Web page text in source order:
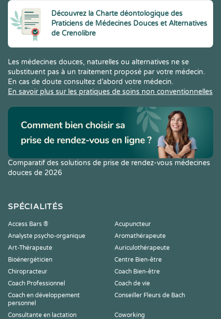
Découvrez la Charte déontologique des
Praticiens de Médecines Douces et Alternatives
de Crenolibre
Les médecines douces, naturelles ou alternatives ne se
substituent pas à un traitement proposé par votre médecin.
En cas de doute consultez d’abord votre médecin.
En savoir plus sur les pratiques de soins non conventionnelles
Comparatif des solutions de prise de rendez-vous médecines
douces de 2026
SPÉCIALITÉS
Access Bars ®
Acupuncteur
Analyste psycho-organique
Aromathérapeute
Art-Thérapeute
Auriculothérapeute
Bioénergéticien
Centre Bien-être
Chiropracteur
Coach Bien-être
Coach Professionnel
Coach de vie
Coach en développement
personnel
Conseiller Fleurs de Bach
Consultante en lactation
Coworking